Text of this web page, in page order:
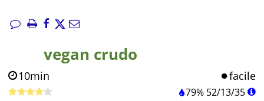
vegan crudo
10min facile
79% 52/13/35